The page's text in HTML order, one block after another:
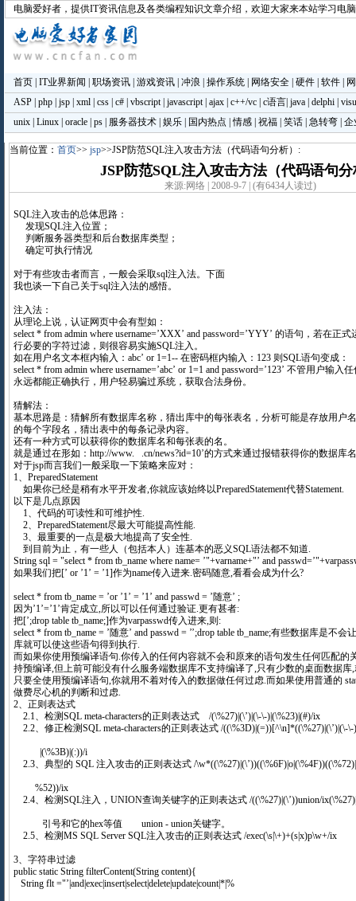
电脑爱好者 ，提供IT资讯信息及各类编程知识文章介绍，欢迎大家来本站学习电
首页| IT业界新闻 职场资讯| 游戏资讯| 冲浪 操作系统| 网络安全| 硬件| 软件|
ASP| php| jsp| xml| css| c#| vbscript| javascript| ajax| c++/vc| c语言| java| delphi|
unix| Linux| oracle| ps| 服务器技术| 娱乐| 国内热点 |情感| 祝福| 笑话| 急转弯| 企
当前位置： 首页>> jsp>>JSP防范SQL注入攻击方法（代码语句分析）:
JSP防范SQL注入攻击方法（代码语句分
来源:网络 | 2008-9-7 | (有6434人读过)
SQL注入攻击的总体思路：
发现SQL注入位置；
判断服务器类型和后台数据库类型；
确定可执行情况
对于有些攻击者而言，一般会采取sql注入法。下面
我也谈一下自己关于sql注入法的感悟。
注入法：
从理论上说，认证网页中会有型如：
select * from admin where username=’XXX’ and password=’YYY’ 的语句，若在正
行必要的字符过滤，则很容易实施SQL注入。
如在用户名文本框内输入：abc’ or 1=1-- 在密码框内输入：123 则SQL语句变成：
select * from admin where username=’abc’ or 1=1 and password=’123’ 不管用户输
永远都能正确执行，用户轻易骗过系统，获取合法身份。
猜解法：
基本思路是：猜解所有数据库名称，猜出库中的每张表名，分析可能是存放用户
的每个字段名，猜出表中的每条记录内容。
还有一种方式可以获得你的数据库名和每张表的名。
就是通过在形如：http://www. .cn/news?id=10’的方式来通过报错获得你的数据库
对于jsp而言我们一般采取一下策略来应对：
1、PreparedStatement
如果你已经是稍有水平开发者,你就应该始终以PreparedStatement代替Statement.
以下是几点原因
1、代码的可读性和可维护性.
2、PreparedStatement尽最大可能提高性能.
3、最重要的一点是极大地提高了安全性.
到目前为止，有一些人（包括本人）连基本的恶义SQL语法都不知道.
String sql = "select * from tb_name where name= ’"+varname+"’ and
如果我们把[’ or ’1’ = ’1]作为name传入进来.密码随意,看看会成为什么?
select * from tb_name = ’or ’1’ = ’1’ and passwd = ’随意’ ;
因为’1’=’1’肯定成立,所以可以任何通过验证.更有甚者:
把[’;drop table tb_name;]作为varpasswd传入进来,则:
select * from tb_name = ’随意’ and passwd = ’’;drop table tb_name;有些数据库是不
库就可以使这些语句得到执行.
而如果你使用预编译语句.你传入的任何内容就不会和原来的语句发生任何匹配的
持预编译,但上前可能没有什么服务端数据库不支持编译了,只有少数的桌面数据
只要全使用预编译语句,你就用不着对传入的数据做任何过虑.而如果使用普通的
做费尽心机的判断和过虑.
2、正则表达式
2.1、检测SQL meta-characters的正则表达式 /(\%27)|(\’)|(\-\-)|(\%23)|(#)/ix
2.2、修正检测SQL meta-characters的正则表达式 /((\%3D)|(=))[^\n]*((\%27)|(\’)|(\-
|(\%3B)|(:))/i
2.3、典型的 SQL 注入攻击的正则表达式 /
%52))/ix
2.4、检测SQL注入，UNION查询关键字的正则表达式 /((\%27)|(\’))union/
引号和它的hex等值 union - union关键字。
2.5、检测MS SQL Server SQL注入攻击的正则表达式 /exec(\s|\+)+(s|x)p\w+/ix
3、字符串过滤
public static String filterContent(String content){
String flt ="’|and|exec|insert|select|delete|update|count|*|%